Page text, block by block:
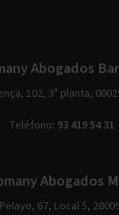
Abogados
102, 3ª planta,
Teléfono: 93 419 54 31
Abogados
67, Local 5,